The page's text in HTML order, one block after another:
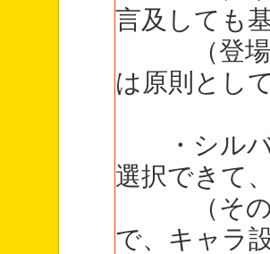
言及しても
（登場す
は原則とし
・シルバ
選択できて
（その場
で、キャラ